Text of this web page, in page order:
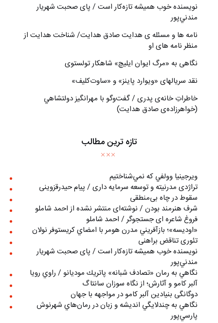
نويسنده خوب هميشه تازه‌كار است / پای صحبت شهريار
مندني‌پور
نامه ها و مسئله ی هدایت صادق هدایت/ شناخت هدایت از
منظر نامه های او
نگاهی به «مرگ ايوان ايليچ» شاهکار تولستوی
نقد سریالهای «ویوارد پاینز» و «ساوت‌کلیف»
خاطراتِ خانه‌ی پدری / گفت‌وگو با مهرانگيز دولتشاهي
(خواهرزاده‌ی صادق هدايت)
تازه ترین مطالب
ويرجينيا وولفي كه نمي‌شناختيم
تراژدی مدرنیته و توسعه سرمایه داری / پیام حیدرقزوینی
سقوط در چاه بی‌منطقی
شرف هنرمند بودن / نوشته‌ای منتشر نشده از احمد شاملو
فروغ شاعره ای جستجوگر / احمد شاملو
«اوديسه»؛ بازآفريني مدرن هومر با امضاي كريستوفر نولان
تئوری تناقض براهنی
نويسنده خوب هميشه تازه‌كار است / پای صحبت شهريار
مندني‌پور
نگاهي به رمان «تصادف شبانه» پاتريك موديانو / راوي رويا
آلبر کامو و آثارش؛ از نگاه سوزان سانتاگ
دوگانگی بنیادین آلبر کامو در مواجهه با جهان
نگاهي به چندلايگي انديشه و زبان در رمان‌هاي شهرنوش
پارسي‌پور